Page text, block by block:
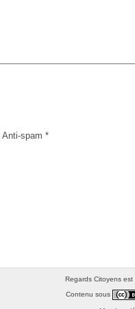
Anti-spam *
Regards Citoyens
Contenu sous